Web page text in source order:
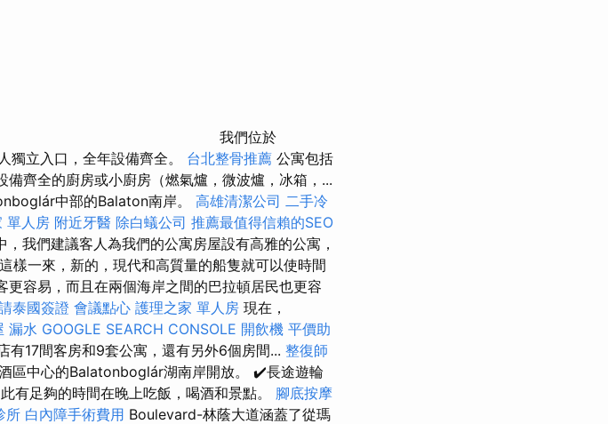
我們位於
立入口，全年設備齊全。 台北整骨推薦 公寓包括
齊全的廚房或小廚房（燃氣爐，微波爐，冰箱，...
中部的Balaton南岸。 高雄清潔公司 二手冷
單人房 附近牙醫 除白蟻公司 推薦最值得信賴的SEO
我們建議客人為我們的公寓房屋設有高雅的公寓，
樣一來，新的，現代和高質量的船隻就可以使時間
容易，而且在兩個海岸之間的巴拉頓居民也更容
泰國簽證 會議點心 護理之家 單人房 現在，
漏水 GOOGLE SEARCH CONSOLE 開飲機 平價助
有17間客房和9套公寓，還有另外6個房間... 整復師
區中心的Balatonboglár湖南岸開放。 ✔️長途遊輪
有足夠的時間在晚上吃飯，喝酒和景點。 腳底按摩
所 白內障手術費用 Boulevard-林蔭大道涵蓋了從瑪